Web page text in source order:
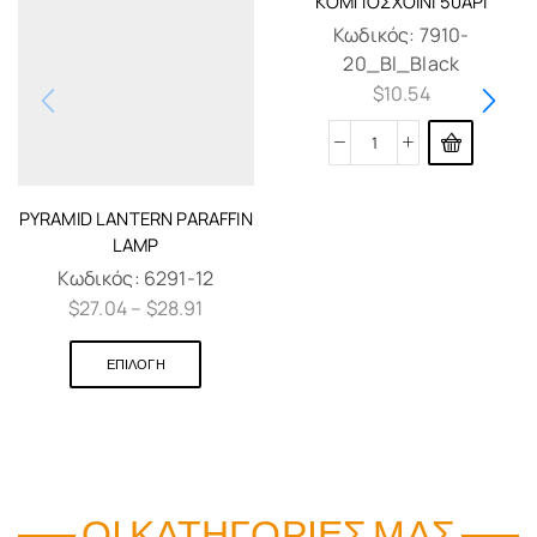
PYRAMID LANTERN PARAFFIN
LAMP
Κωδικός: 6291-12
$27.04– $28.91
ΕΠΙΛΟΓΉ
Κωδικός: 7910-
20_Bl_Black
$10.54